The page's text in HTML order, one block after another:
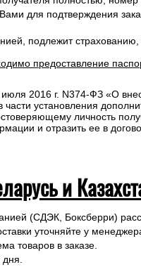
для подтверждения
подлежит
предоставление
2016 г. N374-ФЗ «О
установления
личность
и отразить ее в
и
(СДЭК, Боксберри)
уточняйте у
товаров в заказе.